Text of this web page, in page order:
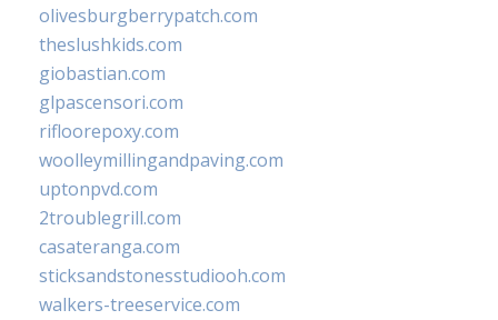
olivesburgberrypatch.com
theslushkids.com
giobastian.com
glpascensori.com
rifloorepoxy.com
woolleymillingandpaving.com
uptonpvd.com
2troublegrill.com
casateranga.com
sticksandstonesstudiooh.com
walkers-treeservice.com